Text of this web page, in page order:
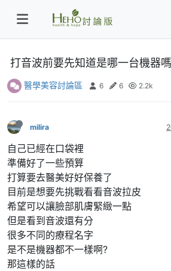
打音波前要先知道是哪一台機器
醫學美容討論區 6 6 2.2k
milira
自己已經在口袋裡
準備好了一些預算
打算要去醫美好好保養了
目前是想要先挑戰看看音波拉皮
希望可以讓臉部肌膚緊緻一點
但是看到音波還有分
很多不同的療程名字
是不是機器都不一樣啊?
那這樣的話